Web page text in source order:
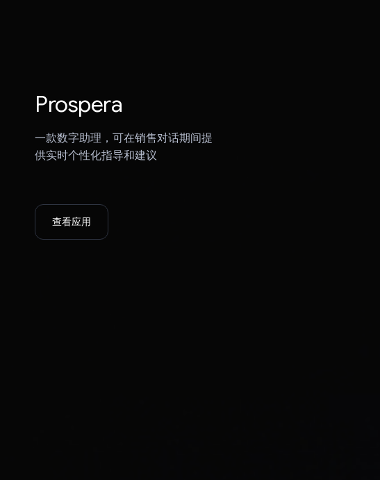
Prospera
ViddyScribe
PenApple
一款数字助理，可在销售对话期间提
供实时个性化指导和建议
查看应用